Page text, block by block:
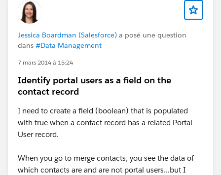
Jessica Boardman (Salesforce) a posé une question
dans #Data Management
7 mars 2014 à 15:24
Identify portal users as a field on the
contact record
I need to create a field (boolean) that is populated
with true when a contact record has a related Portal
User record.
When you go to merge contacts, you see the data of
which contacts are and are not portal users...but I